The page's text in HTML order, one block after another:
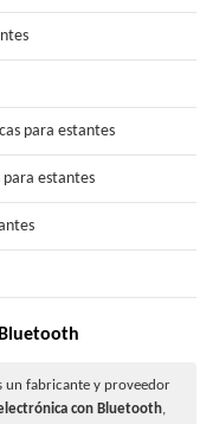
para estantes
estantes
un fabricante y proveedor
con Bluetooth,